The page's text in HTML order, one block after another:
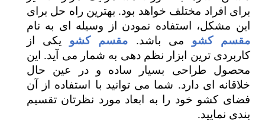
برای افراد مختلف خواهد بود. بهترین راه حل برای
این مشکل، استفاده نمودن از وسیله ای به نام
مقسم کشو می باشد. مقسم کشو یکی از
کاربردی ترین ابزار نظم دهی به شمار می آید. این
محصول طراحی بسیار ساده و در عین حال
خلاقانه ای دارد. شما می توانید با استفاده از آن
فضای کشو خود را به ابعاد مورد نظرتان تقسیم
بندی نمایید.